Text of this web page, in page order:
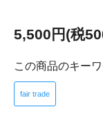
5,500円(税
この商品のキー
fair trade